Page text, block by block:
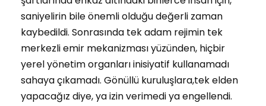
saniyelirin bile önemli olduğu değerli zaman
kaybedildi. Sonrasında tek adam rejimin tek
merkezli emir mekanizması yüzünden, hiçbir
yerel yönetim organları inisiyatif kullanamadı
sahaya çıkamadı. Gönüllü kuruluşlara,tek elden
yapacağız diye, ya izin verimedi ya engellendi.